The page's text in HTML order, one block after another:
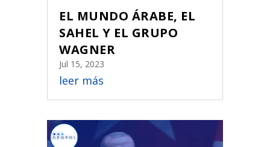
EL MUNDO ÁRABE, EL
SAHEL Y EL GRUPO
WAGNER
Jul 15, 2023
leer más